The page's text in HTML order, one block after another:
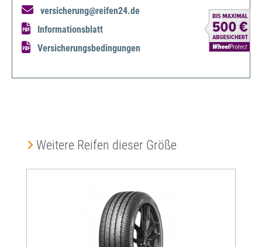
versicherung@reifen24.de
Informationsblatt
Versicherungsbedingungen
Produktgalerie überspringen
Weitere Reifen dieser Größe